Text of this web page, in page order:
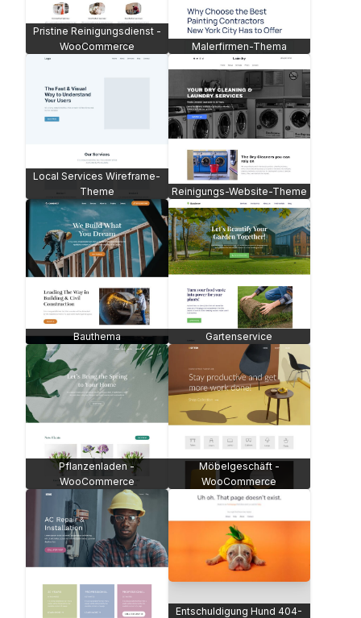
Pristine Reinigungsdienst -
WooCommerce
Malerfirmen-Thema
Local Services Wireframe-
Theme
Reinigungs-Website-Theme
Bauthema Gartenservice
Pflanzenladen -
WooCommerce
Möbelgeschäft -
WooCommerce
Entschuldigung Hund 404-